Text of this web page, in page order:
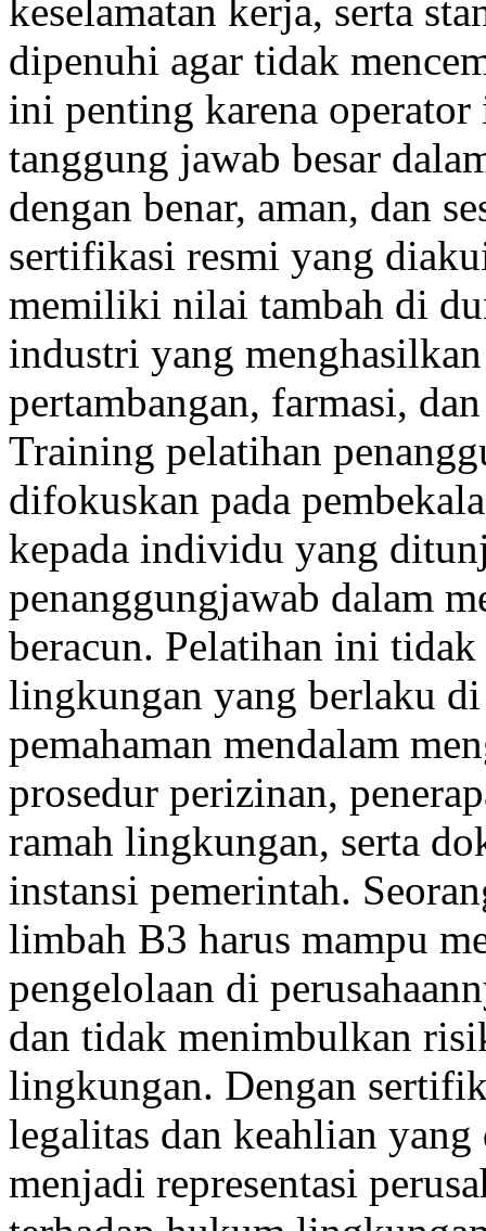
keselamatan kerja, serta
dipenuhi agar tidak
ini penting karena
tanggung jawab besar
dengan benar, aman, dan
sertifikasi resmi yang
memiliki nilai tambah di
industri yang
pertambangan, farmasi,
Training pelatihan
difokuskan pada
kepada individu yang
penanggungjawab dalam
beracun. Pelatihan ini
lingkungan yang berlaku
pemahaman mendalam
prosedur perizinan,
ramah lingkungan, serta
instansi pemerintah.
limbah B3 harus mampu
pengelolaan di
dan tidak menimbulkan
lingkungan. Dengan
legalitas dan keahlian
menjadi representasi